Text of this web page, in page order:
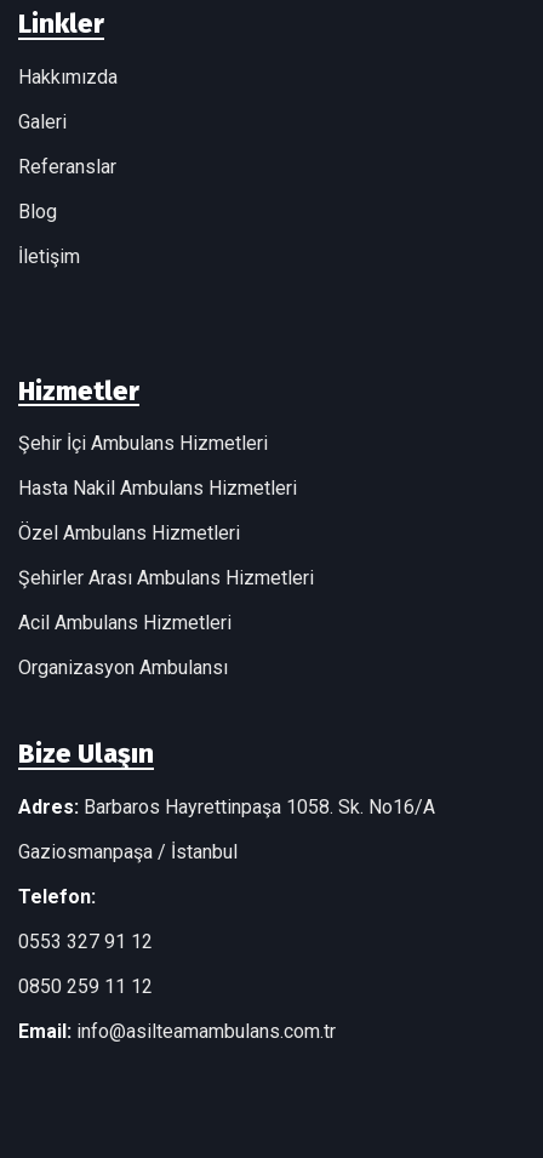
Linkler
Hakkımızda
Galeri
Referanslar
Blog
İletişim
Hizmetler
Şehir İçi Ambulans Hizmetleri
Hasta Nakil Ambulans Hizmetleri
Özel Ambulans Hizmetleri
Şehirler Arası Ambulans Hizmetleri
Acil Ambulans Hizmetleri
Organizasyon Ambulansı
Bize Ulaşın
Adres: Barbaros Hayrettinpaşa 1058. Sk. No16/A
Gaziosmanpaşa / İstanbul
Telefon:
0553 327 91 12
0850 259 11 12
Email: info@asilteamambulans.com.tr